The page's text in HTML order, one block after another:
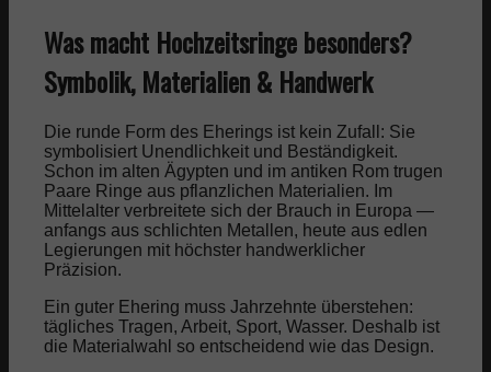
Was macht Hochzeitsringe besonders?
Symbolik, Materialien & Handwerk
Die runde Form des Eherings ist kein Zufall: Sie
symbolisiert Unendlichkeit und Beständigkeit.
Schon im alten Ägypten und im antiken Rom trugen
Paare Ringe aus pflanzlichen Materialien. Im
Mittelalter verbreitete sich der Brauch in Europa —
anfangs aus schlichten Metallen, heute aus edlen
Legierungen mit höchster handwerklicher
Präzision.
Ein guter Ehering muss Jahrzehnte überstehen:
tägliches Tragen, Arbeit, Sport, Wasser. Deshalb ist
die Materialwahl so entscheidend wie das Design.